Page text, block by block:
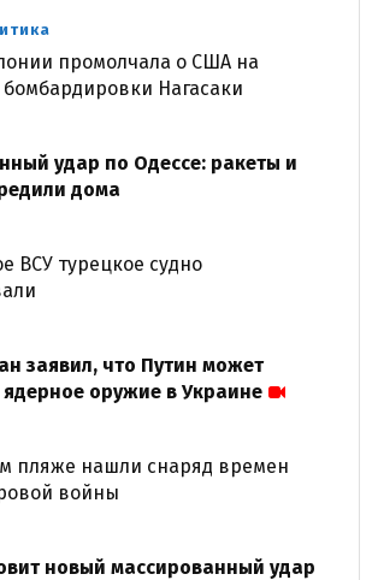
промолчала о США на
Нагасаки
удар по Одессе: ракеты и
дома
ВСУ турецкое судно
заявил, что Путин может
оружие в Украине
пляже нашли снаряд времен
войны
новый массированный удар